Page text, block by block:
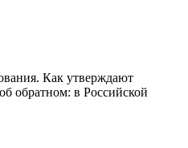
Как утверждают
обратном: в Российской